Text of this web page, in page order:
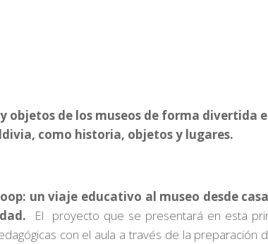
objetos de los museos de forma divertida e
como historia, objetos y lugares.
un viaje educativo al museo desde
El
proyecto que se presentará en esta
con el aula a través de la preparación